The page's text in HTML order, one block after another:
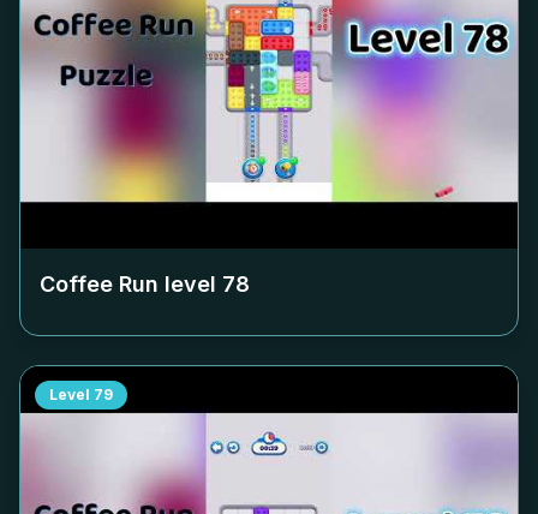
Coffee Run level 78
Level 79